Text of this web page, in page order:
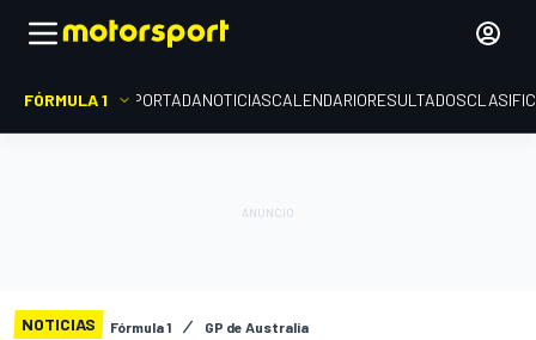
FÓRMULA 1 PORTADANOTICIASCALENDARIORESULTADOS
NOTICIAS Fórmula 1 GP de Australia